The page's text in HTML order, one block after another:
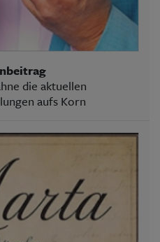
die aktuellen
aufs Korn